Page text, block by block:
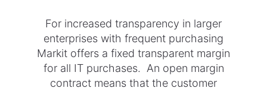
For increased transparency in larger
enterprises with frequent purchasing
Markit offers a fixed transparent margin
for all IT purchases. An open margin
contract means that the customer